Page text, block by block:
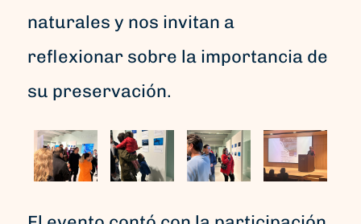
naturales y nos invitan a
reflexionar sobre la importancia de
su preservación.